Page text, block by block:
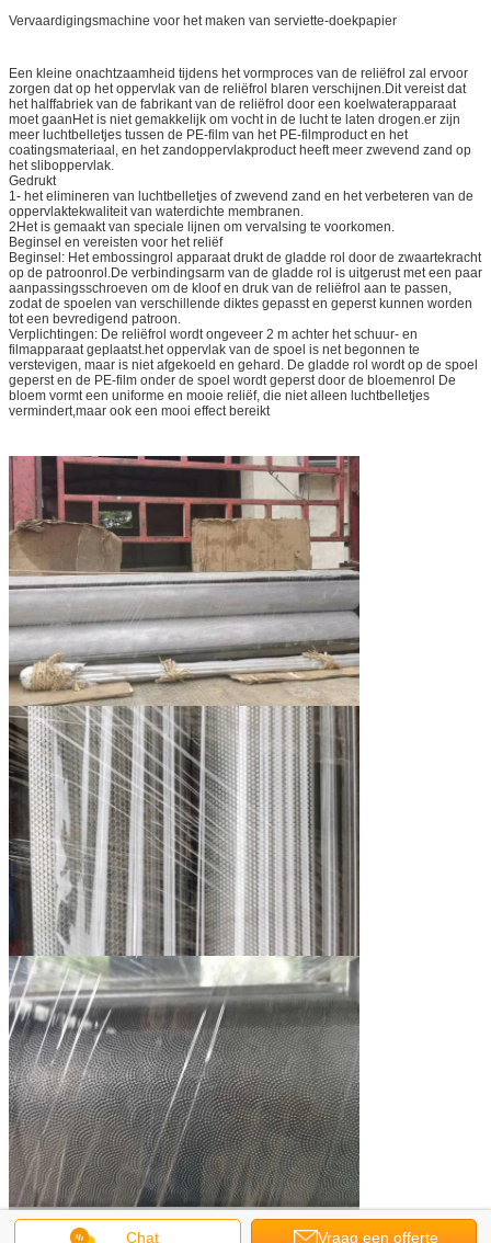
Vervaardigingsmachine voor het maken van serviette-doekpapier
Een kleine onachtzaamheid tijdens het vormproces van de reliëfrol zal ervoor
zorgen dat op het oppervlak van de reliëfrol blaren verschijnen.Dit vereist dat
het halffabriek van de fabrikant van de reliëfrol door een koelwaterapparaat
moet gaanHet is niet gemakkelijk om vocht in de lucht te laten drogen.er zijn
meer luchtbelletjes tussen de PE-film van het PE-filmproduct en het
coatingsmateriaal, en het zandoppervlakproduct heeft meer zwevend zand op
het sliboppervlak.
Gedrukt
1- het elimineren van luchtbelletjes of zwevend zand en het verbeteren van de
oppervlaktekwaliteit van waterdichte membranen.
2Het is gemaakt van speciale lijnen om vervalsing te voorkomen.
Beginsel en vereisten voor het reliëf
Beginsel: Het embossingrol apparaat drukt de gladde rol door de zwaartekracht
op de patroonrol.De verbindingsarm van de gladde rol is uitgerust met een paar
aanpassingsschroeven om de kloof en druk van de reliëfrol aan te passen,
zodat de spoelen van verschillende diktes gepasst en geperst kunnen worden
tot een bevredigend patroon.
Verplichtingen: De reliëfrol wordt ongeveer 2 m achter het schuur- en
filmapparaat geplaatst.het oppervlak van de spoel is net begonnen te
verstevigen, maar is niet afgekoeld en gehard. De gladde rol wordt op de spoel
geperst en de PE-film onder de spoel wordt geperst door de bloemenrol De
bloem vormt een uniforme en mooie reliëf, die niet alleen luchtbelletjes
vermindert,maar ook een mooi effect bereikt
Chat Vraag een offerte